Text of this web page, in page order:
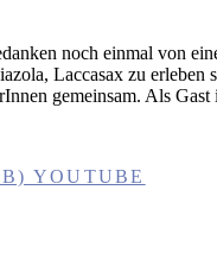
noch einmal von
Laccasax zu erleben
gemeinsam. Als
YOUTUBE